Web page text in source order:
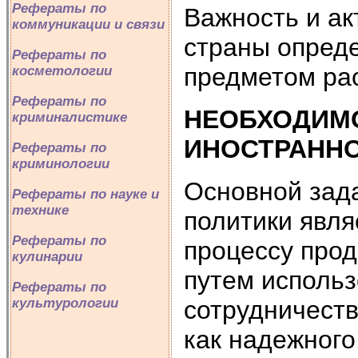
Рефераты по
коммуникации и связи
Рефераты по
косметологии
Рефераты по
криминалистике
Рефераты по
криминологии
Рефераты по науке и
технике
Рефераты по
кулинарии
Рефераты по
культурологии
Важность и
страны
предметом
Основной
политики
процессу
путем
как